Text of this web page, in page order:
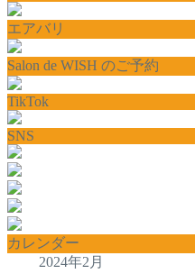
エアバリ
Salon de WISH のご予約
TikTok
SNS
カレンダー
2024年2月